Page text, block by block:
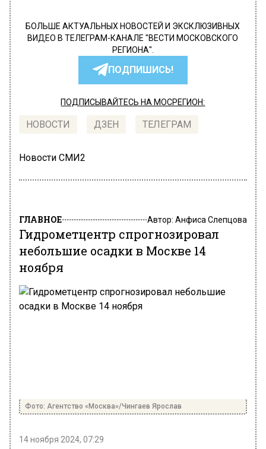
БОЛЬШЕ АКТУАЛЬНЫХ НОВОСТЕЙ И ЭКСКЛЮЗИВНЫХ
ВИДЕО В ТЕЛЕГРАМ-КАНАЛЕ "ВЕСТИ МОСКОВСКОГО
РЕГИОНА".
ПОДПИШИСЬ!
ПОДПИСЫВАЙТЕСЬ НА МОСРЕГИОН:
НОВОСТИ ДЗЕН ТЕЛЕГРАМ
Новости СМИ2
ГЛАВНОЕ Автор: Анфиса Слепцова
Гидрометцентр спрогнозировал
небольшие осадки в Москве 14
ноября
Фото: Агентство «Москва»/Чингаев Ярослав
14 ноября 2024, 07:29